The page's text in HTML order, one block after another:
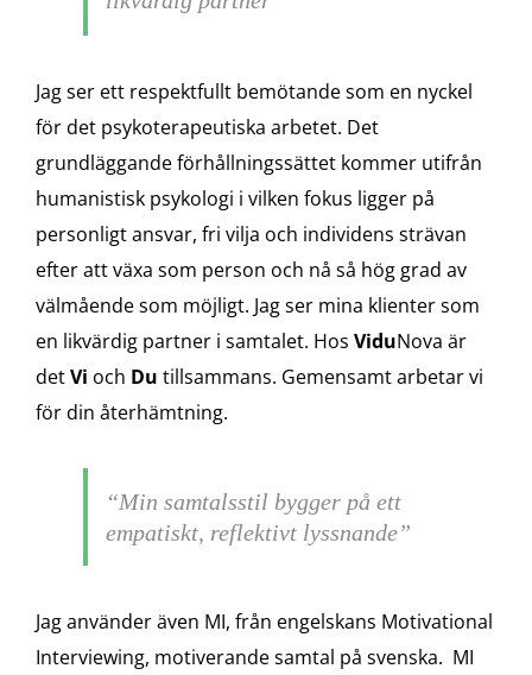
Jag ser ett respektfullt bemötande som en nyckel
för det psykoterapeutiska arbetet. Det
grundläggande förhållningssättet kommer utifrån
humanistisk psykologi i vilken fokus ligger på
personligt ansvar, fri vilja och individens strävan
efter att växa som person och nå så hög grad av
välmående som möjligt. Jag ser mina klienter som
en likvärdig partner i samtalet. Hos ViduNova är
detVi och Du tillsammans. Gemensamt arbetar vi
för din återhämtning.
“Min samtalsstil bygger på ett
empatiskt, reflektivt lyssnande”
Jag använder även MI, från engelskans Motivational
Interviewing, motiverande samtal på svenska. MI